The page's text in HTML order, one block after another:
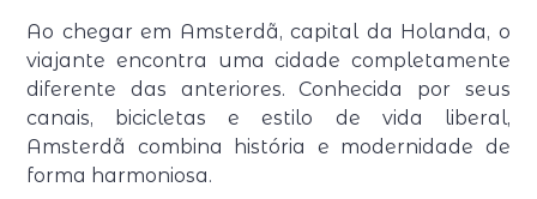
Ao chegar em Amsterdã, capital da Holanda, o
viajante encontra uma cidade completamente
diferente das anteriores. Conhecida por seus
canais, bicicletas e estilo de vida liberal,
Amsterdã combina história e modernidade de
forma harmoniosa.